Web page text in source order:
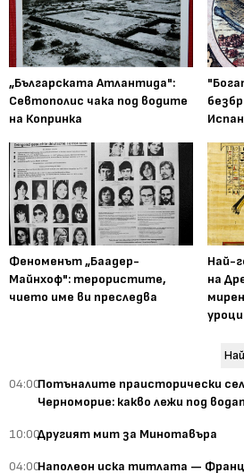
„Българската Атлантида":
Севтополис чака под водите
на Копринка
Феноменът „Баадер-
Майнхоф": терористите,
чието име ви преследва
Най-
на
04:00Потъналите праисторически
Черноморие: какво лежи под
10:00Другият мит за Минотавъра
04:00Наполеон иска титлата —